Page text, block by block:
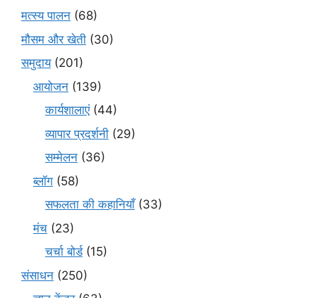
मत्स्य पालन (68)
मौसम और खेती (30)
समुदाय(201)
आयोजन (139)
कार्यशालाएं(44)
व्यापार प्रदर्शनी (29)
सम्मेलन (36)
ब्लॉग (58)
सफलता की कहानियाँ(33)
मंच (23)
चर्चा बोर्ड(15)
संसाधन (250)